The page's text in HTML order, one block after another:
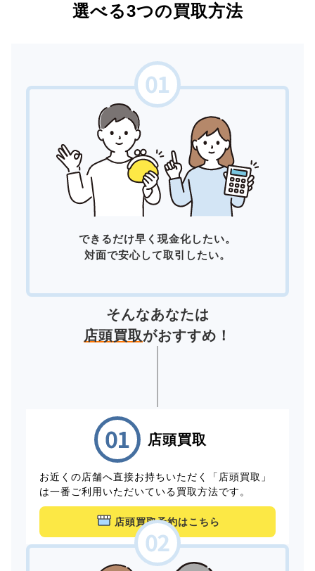
選べる3つの買取方法
できるだけ早く現金化したい。
対面で安心して取引したい。
そんなあなたは
店頭買取がおすすめ！
店頭買取
お近くの店舗へ直接お持ちいただく「店頭買取」
は一番ご利用いただいている買取方法です。
店頭買取予約はこちら